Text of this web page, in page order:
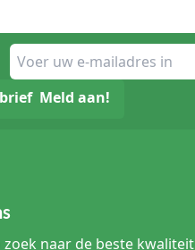
Meld aan!
zoek naar de beste kwaliteit